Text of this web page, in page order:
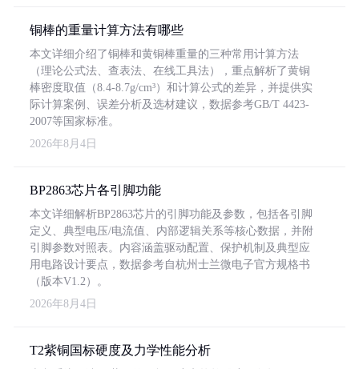
铜棒的重量计算方法有哪些
本文详细介绍了铜棒和黄铜棒重量的三种常用计算方法
（理论公式法、查表法、在线工具法），重点解析了黄铜
棒密度取值（8.4-8.7g/cm³）和计算公式的差异，并提供实
际计算案例、误差分析及选材建议，数据参考GB/T 4423-
2007等国家标准。
2026年8月4日
BP2863芯片各引脚功能
本文详细解析BP2863芯片的引脚功能及参数，包括各引脚
定义、典型电压/电流值、内部逻辑关系等核心数据，并附
引脚参数对照表。内容涵盖驱动配置、保护机制及典型应
用电路设计要点，数据参考自杭州士兰微电子官方规格书
（版本V1.2）。
2026年8月4日
T2紫铜国标硬度及力学性能分析